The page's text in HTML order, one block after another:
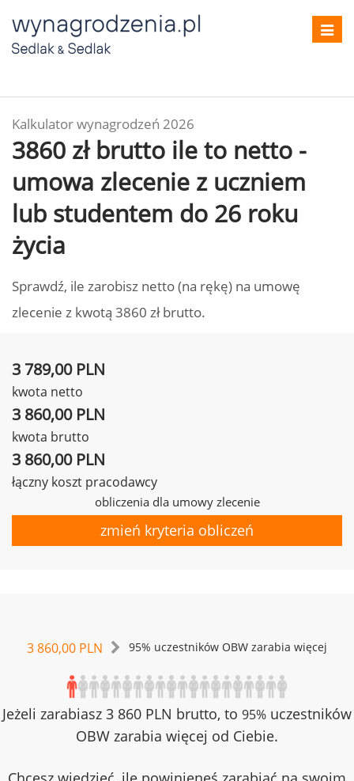
Kalkulator wynagrodzeń 2026
3860 zł brutto ile to netto -
umowa zlecenie z uczniem
lub studentem do 26 roku
życia
Sprawdź, ile zarobisz netto (na rękę) na umowę
zlecenie z kwotą 3860 zł brutto.
3 789,00 PLN
kwota netto
3 860,00 PLN
kwota brutto
3 860,00 PLN
łączny koszt pracodawcy
obliczenia dla umowy zlecenie
zmień kryteria obliczeń
3 860,00 PLN 95% uczestników OBW zarabia więcej
Jeżeli zarabiasz 3 860 PLN brutto, to 95% uczestników
OBW zarabia więcej od Ciebie.